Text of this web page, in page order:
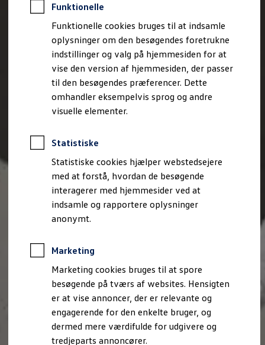
Funktionelle
Funktionelle cookies bruges til at indsamle
oplysninger om den besøgendes foretrukne
indstillinger og valg på hjemmesiden for at
vise den version af hjemmesiden, der passer
til den besøgendes præferencer. Dette
omhandler eksempelvis sprog og andre
visuelle elementer.
Statistiske
Statistiske cookies hjælper webstedsejere
med at forstå, hvordan de besøgende
interagerer med hjemmesider ved at
indsamle og rapportere oplysninger
anonymt.
Marketing
Marketing cookies bruges til at spore
besøgende på tværs af websites. Hensigten
er at vise annoncer, der er relevante og
engagerende for den enkelte bruger, og
dermed mere værdifulde for udgivere og
tredjeparts annoncører.
Book en prøvetur
Bestil et tilbud
Brugte biler
Pendlerleasing
Budgetberegner
Firmabil
Vejen til en ny Volkswagen
Online Privatleasing
Finansiering og forsikring
Volkswagen Forsikring
Volkswagen Finansiering
Ejere og services
Book tid på værkstedet
Service
Serviceabonnementer
Service 5+
Service på elbiler
Prismatch
Fordele ved autoriseret værksted
Brugbar information
Servicefordele
Digitale ekstrafunktioner
Se tjenesterne til din model
Volkswagen-apps, login og shop
Forbind mobiltelefonen med bilen
Opdateringer til software, kort og radio
Fleet Interface Data
MinVolkswagen
Digital instruktionsbog
Tilbehør